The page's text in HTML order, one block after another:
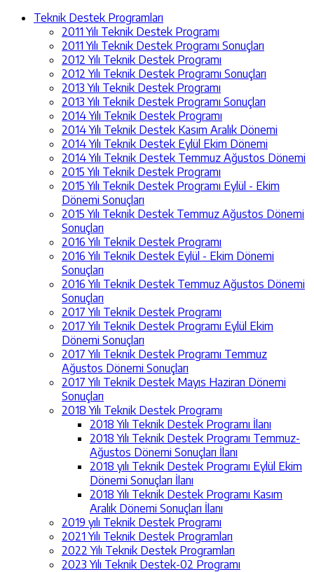
Teknik Destek Programları
2011 Yılı Teknik Destek Programı
2011 Yılı Teknik Destek Programı Sonuçları
2012 Yılı Teknik Destek Programı
2012 Yılı Teknik Destek Programı Sonuçları
2013 Yılı Teknik Destek Programı
2013 Yılı Teknik Destek Programı Sonuçları
2014 Yılı Teknik Destek Programı
2014 Yılı Teknik Destek Kasım Aralık Dönemi
2014 Yılı Teknik Destek Eylül Ekim Dönemi
2014 Yılı Teknik Destek Temmuz Ağustos Dönemi
2015 Yılı Teknik Destek Programı
2015 Yılı Teknik Destek Programı Eylül - Ekim
Dönemi Sonuçları
2015 Yılı Teknik Destek Temmuz Ağustos Dönemi
Sonuçları
2016 Yılı Teknik Destek Programı
2016 Yılı Teknik Destek Eylül - Ekim Dönemi
Sonuçları
2016 Yılı Teknik Destek Temmuz Ağustos Dönemi
Sonuçları
2017 Yılı Teknik Destek Programı
2017 Yılı Teknik Destek Programı Eylül Ekim
Dönemi Sonuçları
2017 Yılı Teknik Destek Programı Temmuz
Ağustos Dönemi Sonuçları
2017 Yılı Teknik Destek Mayıs Haziran Dönemi
Sonuçları
2018 Yılı Teknik Destek Programı
2018 Yılı Teknik Destek Programı İlanı
2018 Yılı Teknik Destek Programı Temmuz-
Ağustos Dönemi Sonuçları İlanı
2018 yılı Teknik Destek Programı Eylül Ekim
Dönemi Sonuçları İlanı
2018 Yılı Teknik Destek Programı Kasım
Aralık Dönemi Sonuçları İlanı
2019 yılı Teknik Destek Programı
2021 Yılı Teknik Destek Programları
2022 Yılı Teknik Destek Programları
2023 Yılı Teknik Destek-02 Programı